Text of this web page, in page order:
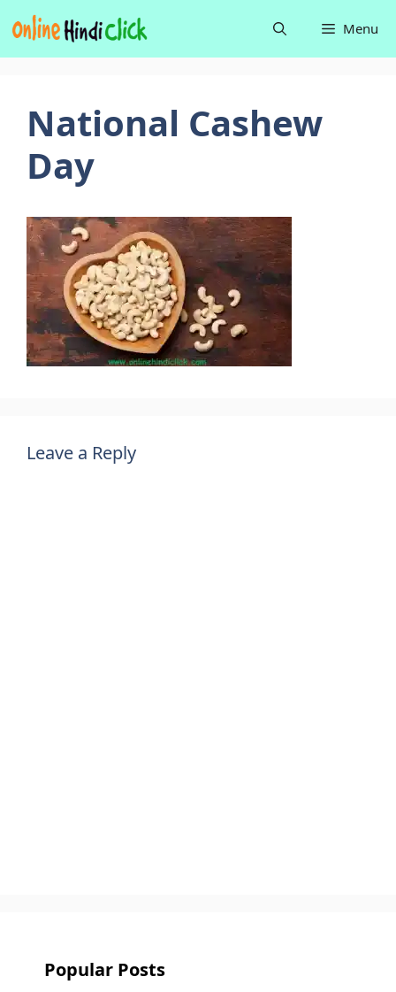
to
content
Menu
National Cashew
Day
Leave a Reply
Popular Posts